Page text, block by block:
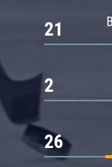
21
2
26